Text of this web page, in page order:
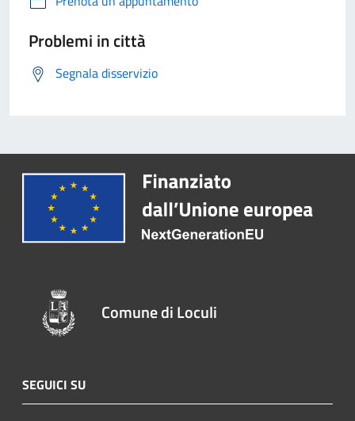
Problemi in città
Segnala disservizio
Comune di Loculi
SEGUICI SU